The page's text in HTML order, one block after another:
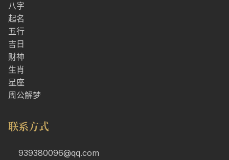
八字
起名
五行
吉日
财神
生肖
星座
周公解梦
联系方式
939380096@qq.com